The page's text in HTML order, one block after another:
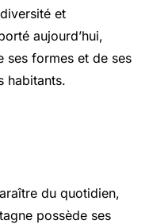
et
aujourd’hui,
ses formes et de ses
habitants.
du quotidien,
possède ses